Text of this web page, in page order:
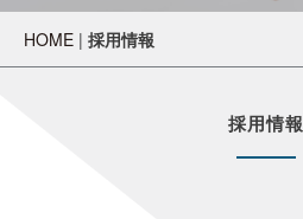
HOME | 採用情報
採用情報